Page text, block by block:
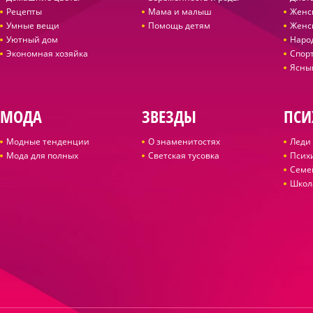
Рецепты
Умные вещи
Уютный дом
Экономная хозяйка
Мама и малыш
Помощь детям
МОДА
Модные тенденции
Мода для полных
ЗВЕЗДЫ
О знаменитостях
Светская тусовка
Леди